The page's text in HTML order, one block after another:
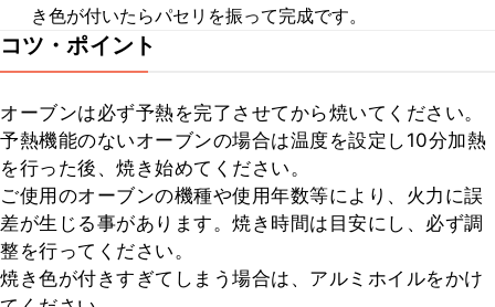
き色が付いたらパセリを振って完成です。
コツ・ポイント
オーブンは必ず予熱を完了させてから焼いてください。
予熱機能のないオーブンの場合は温度を設定し10分加熱
を行った後、焼き始めてください。
ご使用のオーブンの機種や使用年数等により、火力に誤
差が生じる事があります。焼き時間は目安にし、必ず調
整を行ってください。
焼き色が付きすぎてしまう場合は、アルミホイルをかけ